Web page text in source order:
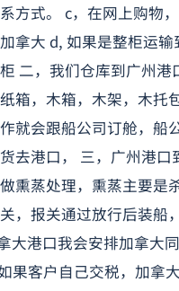
方式。 c，在网上购物
拿大 d, 如果是整柜运
二，我们仓库到广州
箱，木箱，木架，木托
就会跟船公司订舱，船
去港口， 三，广州港
熏蒸处理，熏蒸主要是
，报关通过放行后装船
大港口我会安排加拿大
果客户自己交税，加拿